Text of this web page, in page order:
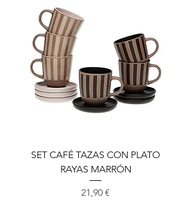
SET CAFÉ TAZAS CON PLATO
RAYAS MARRÓN
Prix
21,90 €